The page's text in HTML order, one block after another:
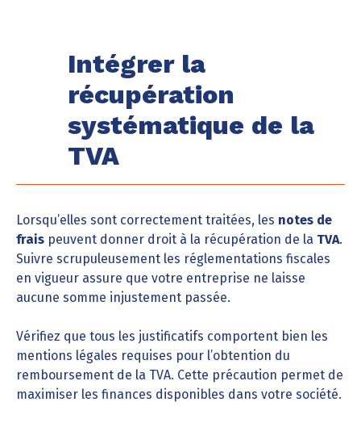
Intégrer la
récupération
systématique de la
TVA
Lorsqu’elles sont correctement traitées, les notes de
frais peuvent donner droit à la récupération de la TVA.
Suivre scrupuleusement les réglementations fiscales
en vigueur assure que votre entreprise ne laisse
aucune somme injustement passée.
Vérifiez que tous les justificatifs comportent bien les
mentions légales requises pour l’obtention du
remboursement de la TVA. Cette précaution permet de
maximiser les finances disponibles dans votre société.